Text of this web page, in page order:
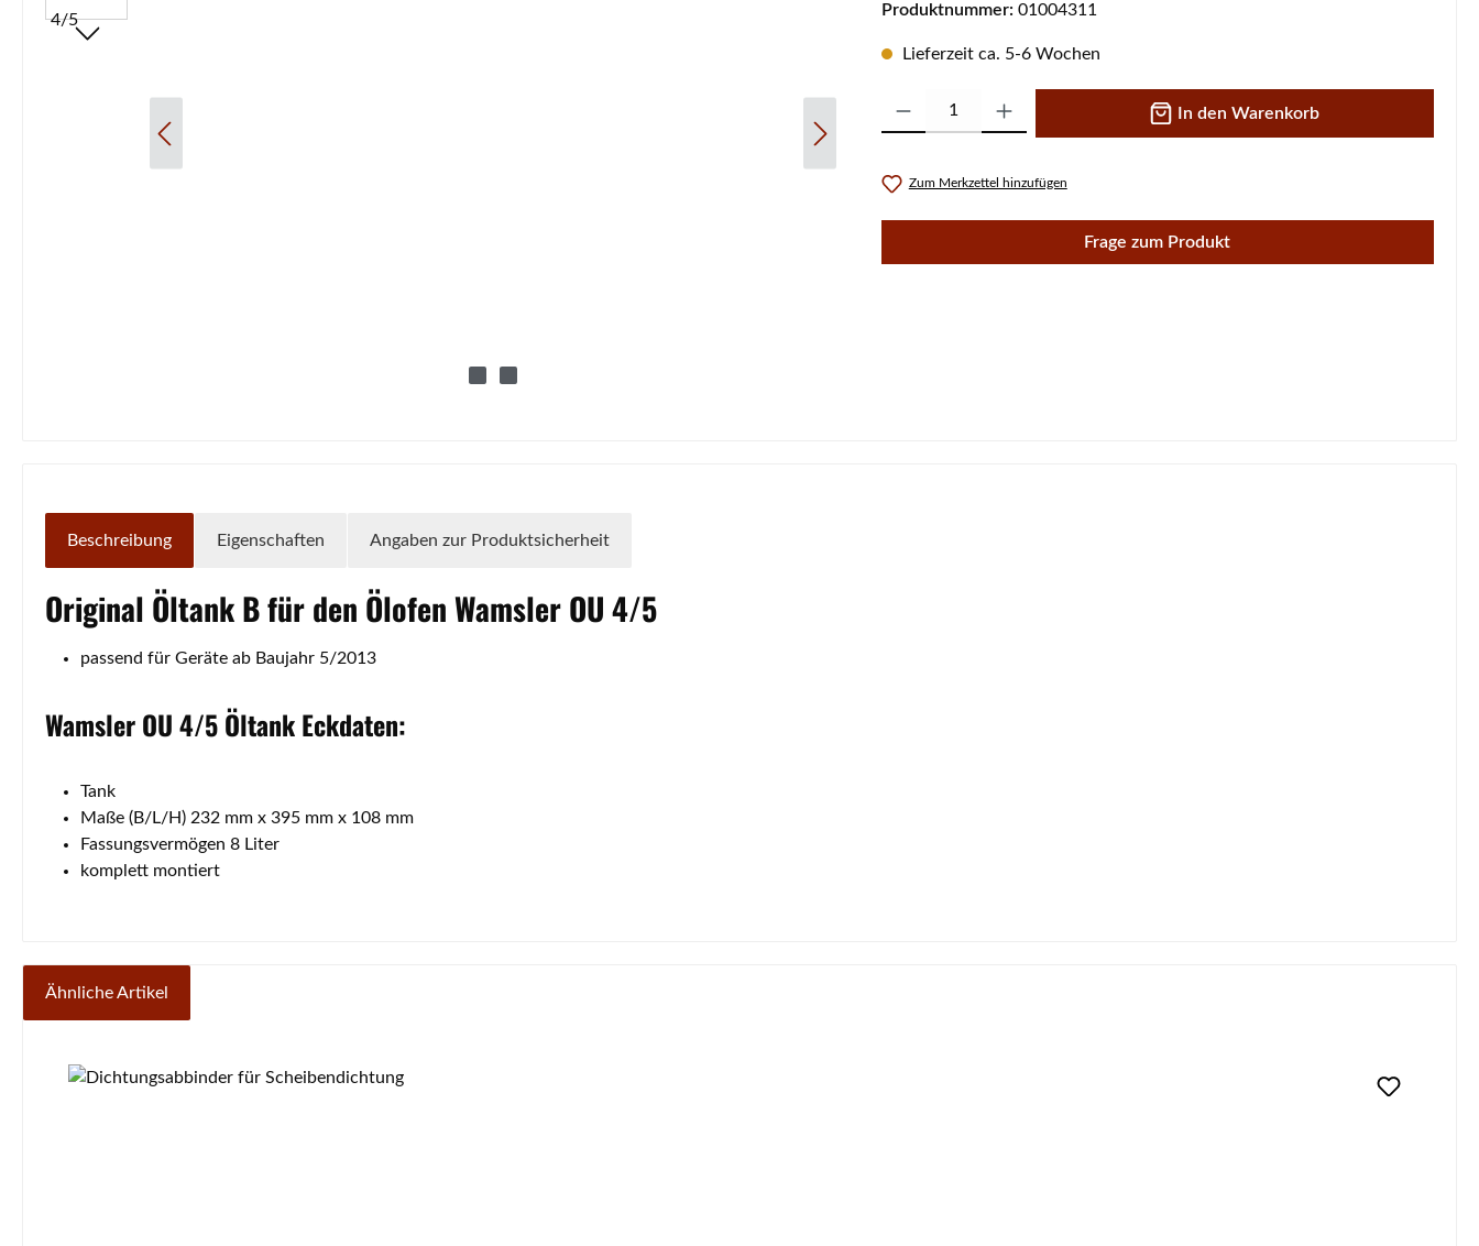
Produktnummer: 01004311
Lieferzeit ca. 5-6 Wochen
Produkt Anzahl: Gib den gewünschten Wert ein oder benutze die Schaltflächen um die
In den Warenkorb
Zum Merkzettel hinzufügen
Frage zum Produkt
Beschreibung Eigenschaften Angaben zur Produktsicherheit
Original ÖltankB für den ÖlofenWamslerOU4/5
passend für Geräte ab Baujahr 5/2013
WamslerOU4/5ÖltankEckdaten:
Tank
Maße (B/L/H) 232 mm x 395 mm x 108 mm
Fassungsvermögen 8 Liter
komplett montiert
Ähnliche Artikel